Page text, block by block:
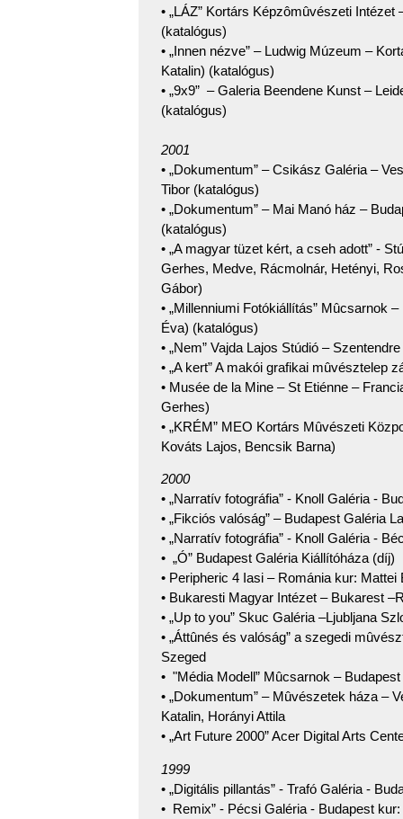
• „LÁZ” Kortárs Képzômûvészeti
(katalógus)
• „Innen nézve” – Ludwig Múzeum –
Katalin) (katalógus)
• „9x9” – Galeria Beendene Kunst –
(katalógus)
2001
• „Dokumentum” – Csikász Galéria –
Tibor (katalógus)
• „Dokumentum” – Mai Manó ház –
(katalógus)
• „A magyar tüzet kért, a cseh adott” -
Gerhes, Medve, Rácmolnár, Hetényi,
Gábor)
• „Millenniumi Fotókiállítás” Mûcsarnok
Éva) (katalógus)
• „Nem” Vajda Lajos Stúdió – Szentendre
• „A kert” A makói grafikai mûvésztelep
• Musée de la Mine – St Etiénne –
Gerhes)
• „KRÉM” MEO Kortárs Mûvészeti
Kováts Lajos, Bencsik Barna)
2000
• „Narratív fotográfia” - Knoll Galéria -
• „Fikciós valóság” – Budapest Galéria
• „Narratív fotográfia” - Knoll Galéria -
• „Ó” Budapest Galéria Kiállítóháza (díj)
• Peripheric 4 Iasi – Románia kur:
• Bukaresti Magyar Intézet – Bukarest
• „Up to you” Skuc Galéria –Ljubljana
• „Áttûnés és valóság” a szegedi
Szeged
• "Média Modell” Mûcsarnok –
• „Dokumentum” – Mûvészetek háza –
Katalin, Horányi Attila
• „Art Future 2000” Acer Digital Arts
1999
• „Digitális pillantás” - Trafó Galéria -
• Remix” - Pécsi Galéria - Budapest